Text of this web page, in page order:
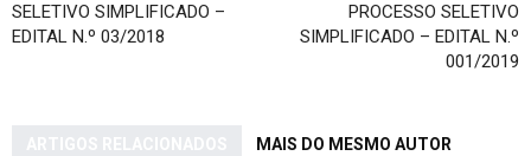
SELETIVO SIMPLIFICADO –
EDITAL N.º 03/2018
PROCESSO SELETIVO
SIMPLIFICADO – EDITAL N.º
001/2019
MAIS DO MESMO AUTOR